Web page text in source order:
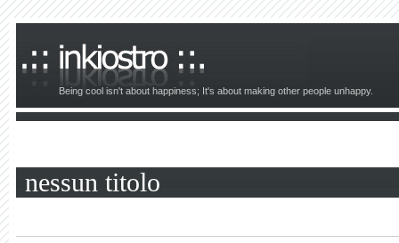
Being cool isn't about happiness; It's about making other people unhappy.
nessun titolo